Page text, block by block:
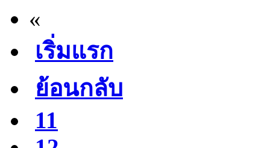
«
เริ่มแรก
ย้อนกลับ
11